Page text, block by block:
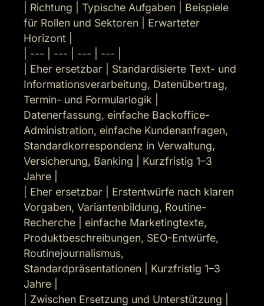
| Richtung | Typische Aufgaben | Beispiele
für Rollen und Sektoren | Erwarteter
Horizont |
| --- | --- | --- | --- |
| Eher ersetzbar | Standardisierte Text- und
Informationsverarbeitung, Datenübertrag,
Termin- und Formularlogik |
Datenerfassung, einfache Backoffice-
Administration, einfache Kundenanfragen,
Standardkorrespondenz in Verwaltung,
Versicherung, Banking | Kurzfristig 1–3
Jahre |
| Eher ersetzbar | Erstentwürfe nach klaren
Vorgaben, Variantenbildung, Routine-
Recherche | einfache Marketingtexte,
Produktbeschreibungen, SEO-Entwürfe,
Routinejournalismus,
Standardpräsentationen | Kurzfristig 1–3
Jahre |
| Zwischen Ersetzung und Unterstützung |